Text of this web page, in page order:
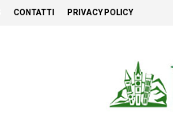
CONTATTI PRIVACY POLICY